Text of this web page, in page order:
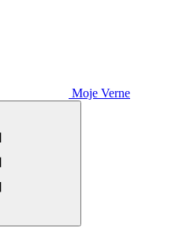
Moje Verne